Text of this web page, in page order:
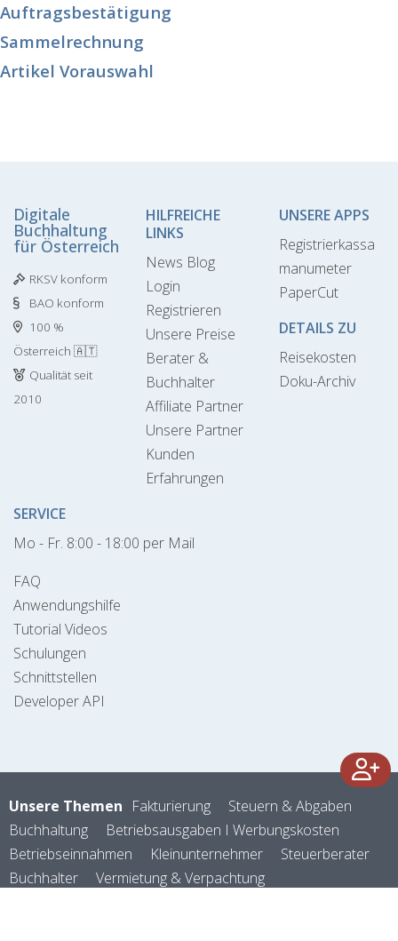
Auftragsbestätigung
Sammelrechnung
Artikel Vorauswahl
Digitale
Buchhaltung
für Österreich
RKSV konform
BAO konform
100 %
Österreich 🇦🇹
Qualität seit
2010
HILFREICHE
LINKS
News Blog
Login
Registrieren
Unsere Preise
Berater &
Buchhalter
Affiliate Partner
Unsere Partner
Kunden
Erfahrungen
UNSERE APPS
Registrierkassa
manumeter
PaperCut
DETAILS ZU
Reisekosten
Doku-Archiv
SERVICE
Mo - Fr. 8:00 - 18:00 per Mail
FAQ
Anwendungshilfe
Tutorial Videos
Schulungen
Schnittstellen
Developer API
Unsere Themen Fakturierung
Steuern & Abgaben
Buchhaltung
Betriebsausgaben I Werbungskosten
Betriebseinnahmen
Kleinunternehmer
Steuerberater
Buchhalter
Vermietung & Verpachtung